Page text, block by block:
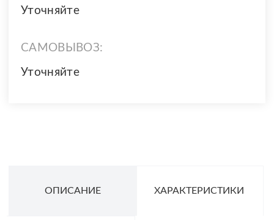
Уточняйте
САМОВЫВОЗ:
Уточняйте
ОПИСАНИЕ ХАРАКТЕРИСТИКИ